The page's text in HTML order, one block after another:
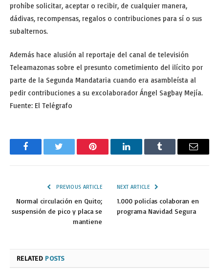
prohíbe solicitar, aceptar o recibir, de cualquier manera,
dádivas, recompensas, regalos o contribuciones para sí o sus
subalternos.
Además hace alusión al reportaje del canal de televisión
Teleamazonas sobre el presunto cometimiento del ilícito por
parte de la Segunda Mandataria cuando era asambleísta al
pedir contribuciones a su excolaborador Ángel Sagbay Mejía.
Fuente: El Telégrafo
FacebookTwitter Pinterest LinkedInTumblr Email
PREVIOUS ARTICLE
Normal circulación en Quito;
suspensión de pico y placa se
mantiene
NEXT ARTICLE
1.000 policías colaboran en
programa Navidad Segura
RELATED POSTS